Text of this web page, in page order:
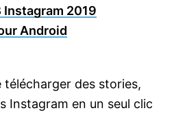
Instagram 2019
Android
télécharger des stories,
Instagram en un seul clic